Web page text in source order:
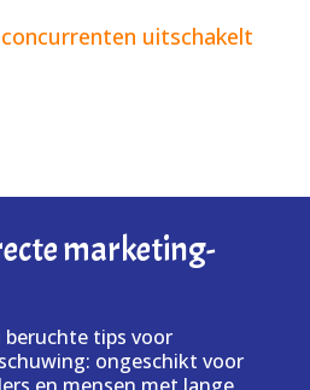
uitschakelt
marketing-
tips voor
ongeschikt voor